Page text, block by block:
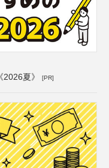
夏》 [PR]